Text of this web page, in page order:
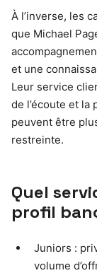
À l’inverse, les
que Michael
et une
Leur service
de l’écoute et
peuvent être
restreinte.
Quel
profil
Juniors :
volume